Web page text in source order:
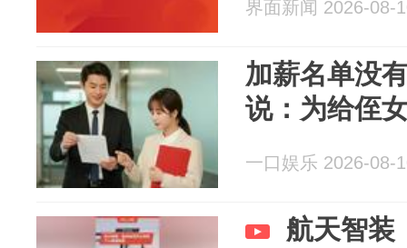
界面新闻 2026-08-
加薪名单没
说：为给侄
一口娱乐 2026-08-
航天智装